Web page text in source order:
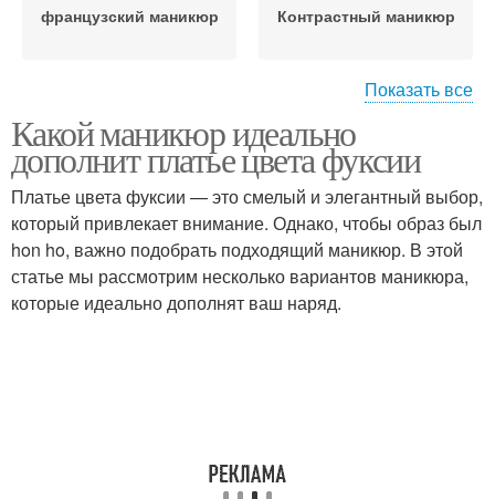
французский маникюр Контрастный маникюр
Классический маникюр
маникюр
Маникюр с акцентом Натуральный маникюр
Показать все
Какой маникюр идеально
дополнит платье цвета фуксии
Платье цвета фуксии — это смелый и элегантный выбор,
который привлекает внимание. Однако, чтобы образ был
hon ho, важно подобрать подходящий маникюр. В этой
статье мы рассмотрим несколько вариантов маникюра,
которые идеально дополнят ваш наряд.